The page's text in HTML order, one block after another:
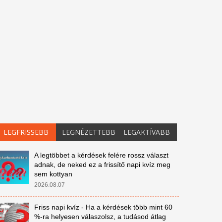
LEGFRISSEBB LEGNÉZETTEBB LEGAKTÍVABB
A legtöbbet a kérdések felére rossz választ
adnak, de neked ez a frissítő napi kvíz meg
sem kottyan
2026.08.07
Friss napi kvíz - Ha a kérdések több mint 60
%-ra helyesen válaszolsz, a tudásod átlag